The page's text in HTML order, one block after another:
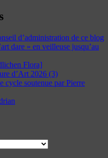
d’administration de ce blog
dare » en veilleuse jusqu’au
Flora]
d’Art 2026 (3)
cycle soutenue par Pierre